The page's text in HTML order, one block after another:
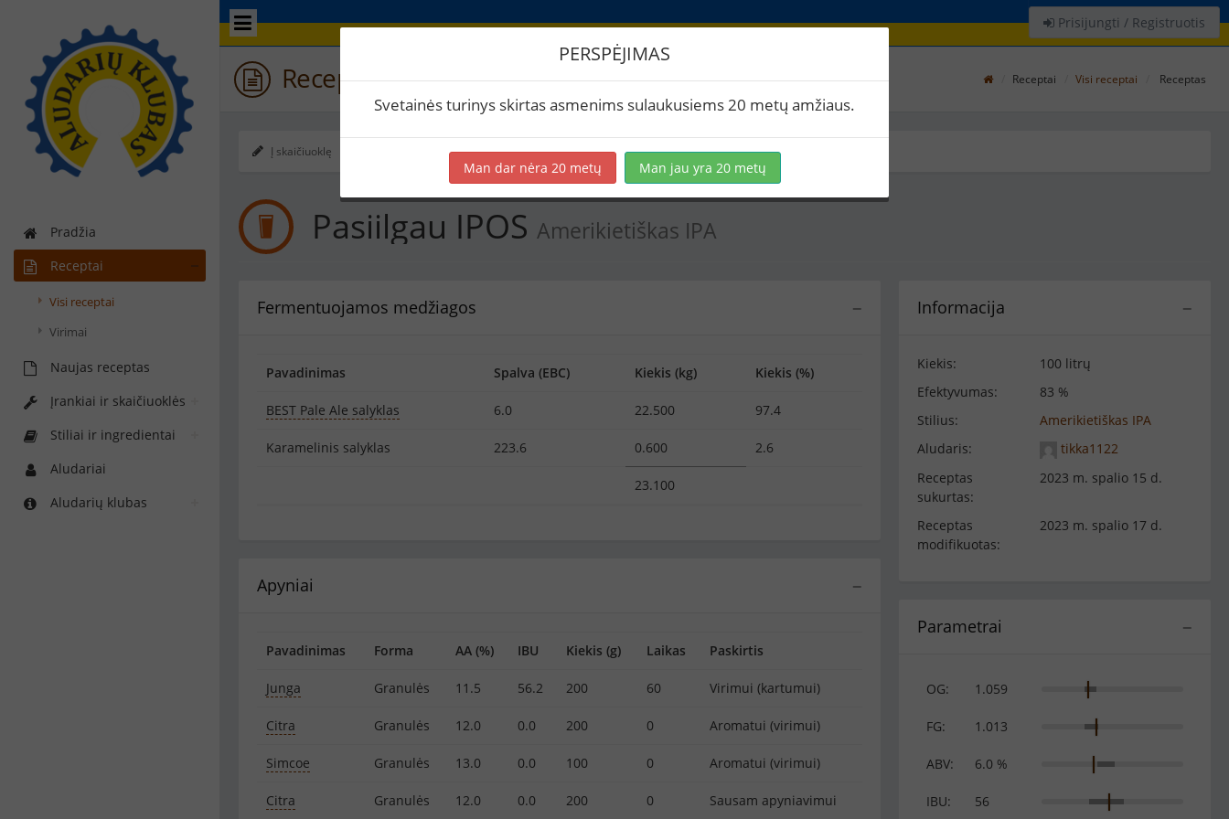
Pradžia
Receptai
Visi receptai
Virimai
Naujas receptas
Įrankiai ir skaičiuoklės
Stiliai ir ingredientai
Aludariai
Aludarių klubas
Prisijungti / Registruotis
Receptas / Pasiilgau IPOS Receptai Visi receptai Receptas
Į skaičiuoklę Eksportuoti į PDF Spausdinti etiketes Virimai (1) BeerXML
Pasiilgau IPOS Amerikietiškas IPA
−
Informacija
Kiekis:
100 litrų
Efektyvumas:
83 %
Stilius:
Amerikietiškas IPA
Aludaris:
tikka1122
Receptas
sukurtas:
2023 m. spalio 15 d.
Receptas
modifikuotas:
2023 m. spalio 17 d.
−
Parametrai
OG: 1.059
FG: 1.013
ABV: 6.0 %
IBU: 56
−
Fermentuojamos medžiagos
Pavadinimas Spalva (EBC) Kiekis (kg) Kiekis (%)
BEST Pale Ale salyklas 6.0 22.500 97.4
Karamelinis salyklas 223.6 0.600 2.6
23.100
−
Apyniai
Pavadinimas Forma AA (%) IBU Kiekis (g) Laikas Paskirtis
Junga Granulės 11.5 56.2 200 60 Virimui (kartumui)
Citra Granulės 12.0 0.0 200 0 Aromatui (virimui)
Simcoe Granulės 13.0 0.0 100 0 Aromatui (virimui)
Citra Granulės 12.0 0.0 200 0 Sausam apyniavimui
PERSPĖJIMAS
Svetainės turinys skirtas asmenims sulaukusiems 20 metų amžiaus.
Man dar nėra 20 metų Man jau yra 20 metų